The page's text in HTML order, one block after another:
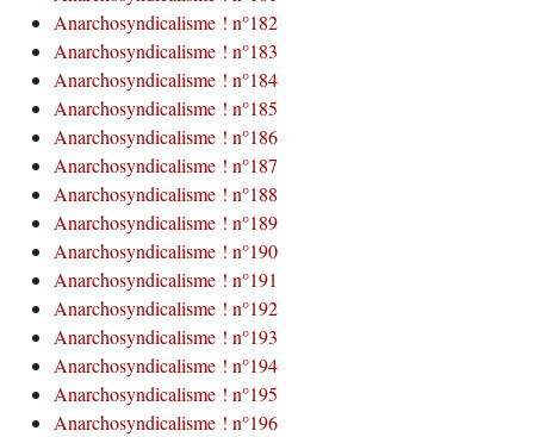
Anarchosyndicalisme ! n°182
Anarchosyndicalisme ! n°183
Anarchosyndicalisme ! n°184
Anarchosyndicalisme ! n°185
Anarchosyndicalisme ! n°186
Anarchosyndicalisme ! n°187
Anarchosyndicalisme ! n°188
Anarchosyndicalisme ! n°189
Anarchosyndicalisme ! n°190
Anarchosyndicalisme ! n°191
Anarchosyndicalisme ! n°192
Anarchosyndicalisme ! n°193
Anarchosyndicalisme ! n°194
Anarchosyndicalisme ! n°195
Anarchosyndicalisme ! n°196